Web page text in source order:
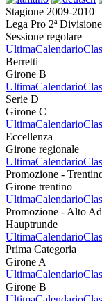
Stagione 2009-2010
Lega Pro 2ª Divisione
Sessione regolare
UltimaCalendario
Berretti
Girone B
UltimaCalendario
Serie D
Girone C
UltimaCalendario
Eccellenza
Girone regionale
UltimaCalendario
Promozione -
Girone trentino
UltimaCalendario
Promozione - Alto
Hauptrunde
UltimaCalendario
Prima Categoria
Girone A
UltimaCalendario
Girone B